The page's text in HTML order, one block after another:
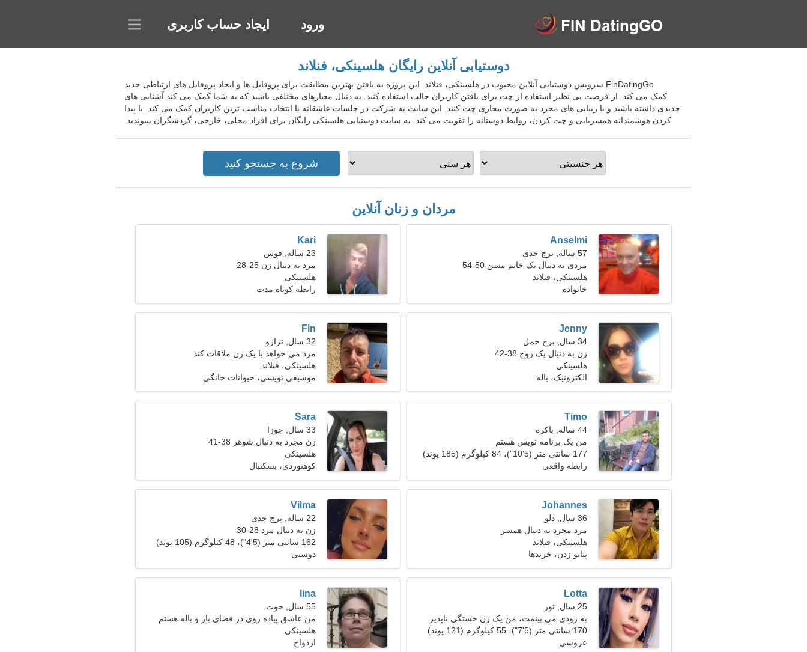
ورود ایجاد حساب کاربری
دوستیابی آنلاین رایگان هلسینکی، فنلاند
FinDatingGo سرویس دوستیابی آنلاین محبوب در هلسینکی، فنلاند. این پروژه به یافتن بهترین مطابقت برای پروفایل ها و ایجاد پروفایل های ارتباطی جدید
کمک می کند. از فرصت بی نظیر استفاده از چت برای یافتن کاربران جالب استفاده کنید. به دنبال معیارهای مختلفی باشید که به شما کمک می کند آشنایی های
جدیدی داشته باشید و با زیبایی های مجرد به صورت مجازی چت کنید. این سایت به شرکت در جلسات عاشقانه یا انتخاب مناسب ترین کاربران کمک می کند. با پیدا
کردن هوشمندانه همسریابی و چت کردن، روابط دوستانه را تقویت می کند. به سایت دوستیابی هلسینکی رایگان برای افراد محلی، خارجی، گردشگران بپیوندید.
مردان و زنان آنلاین
Anselmi
57 ساله, برج جدی
مردی به دنبال یک خانم مسن 50-54
هلسینکی، فنلاند
خانواده
Kari
23 ساله, قوس
مرد به دنبال زن 25-28
هلسینکی
رابطه کوتاه مدت
Jenny
34 سال, برج حمل
زن به دنبال یک زوج 38-42
هلسینکی
الکترونیک، باله
Fin
32 سال, ترازو
مرد می خواهد با یک زن ملاقات کند
هلسینکی، فنلاند
موسیقی نویسی، حیوانات خانگی
Timo
44 ساله, باکره
من یک برنامه نویس هستم
177 سانتی متر (5'10")، 84 کیلوگرم (185 پوند)
رابطه واقعی
Sara
33 سال, جوزا
زن مجرد به دنبال شوهر 38-41
هلسینکی
کوهنوردی، بسکتبال
Johannes
36 سال, دلو
مرد مجرد به دنبال همسر
هلسینکی، فنلاند
پیانو زدن، خریدها
Vilma
22 ساله, برج جدی
زن به دنبال مرد 28-30
162 سانتی متر (5'4")، 48 کیلوگرم (105 پوند)
دوستی
Lotta
25 سال, ثور
به زودی می بینمت، من یک زن خستگی ناپذیر
هستم
170 سانتی متر (5'7")، 55 کیلوگرم (121 پوند)
عروسی
Iina
55 سال, حوت
من عاشق پیاده روی در فضای باز و باله هستم
هلسینکی
ازدواج